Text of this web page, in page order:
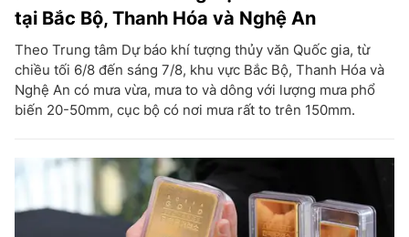
tại Bắc Bộ, Thanh Hóa và Nghệ An
Theo Trung tâm Dự báo khí tượng thủy văn Quốc gia, từ
chiều tối 6/8 đến sáng 7/8, khu vực Bắc Bộ, Thanh Hóa và
Nghệ An có mưa vừa, mưa to và dông với lượng mưa phổ
biến 20-50mm, cục bộ có nơi mưa rất to trên 150mm.